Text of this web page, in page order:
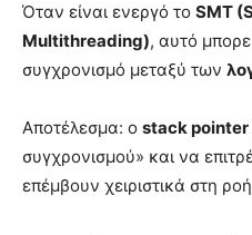
Όταν είναι ενεργό το SMT
Multithreading), αυτό
συγχρονισμό μεταξύ των
Αποτέλεσμα: ο stack pointer
συγχρονισμού» και να
επέμβουν χειριστικά στη